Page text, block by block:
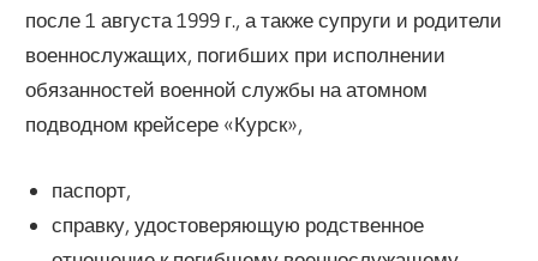
после 1 августа 1999 г., а также супруги и родители
военнослужащих, погибших при исполнении
обязанностей военной службы на атомном
подводном крейсере «Курск»,
паспорт,
справку, удостоверяющую родственное